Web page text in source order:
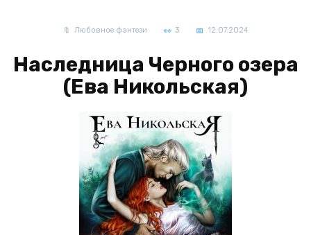
Любовное фэнтези 3 12.07.2024
Наследница Черного озера
(Ева Никольская)